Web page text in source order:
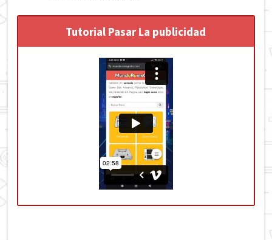
Tutorial Pasar La publicidad